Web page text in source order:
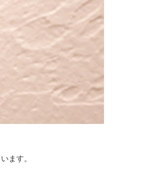
ます。